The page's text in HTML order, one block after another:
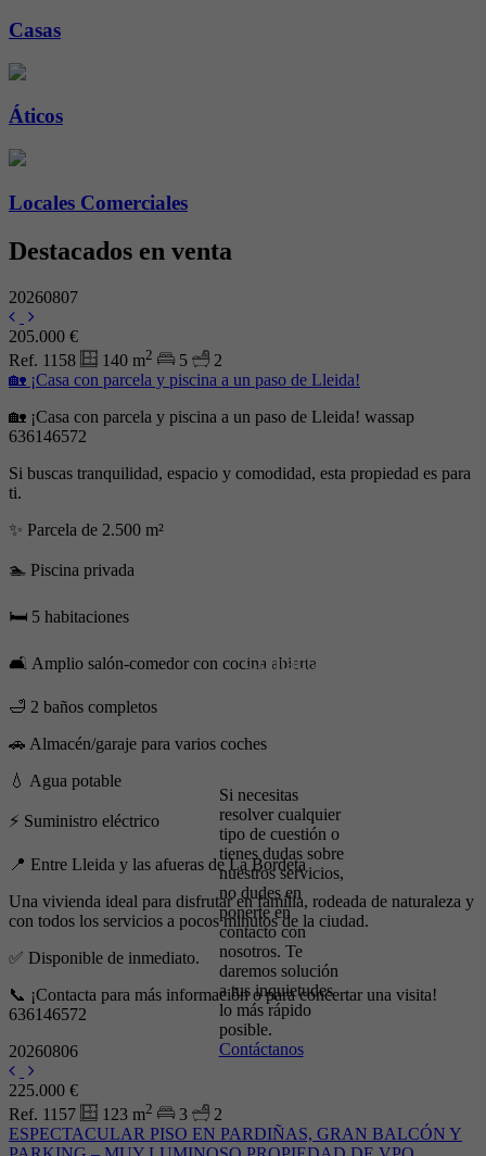
Casas
Áticos
Locales Comerciales
Destacados en venta
20260807
205.000 €
Ref. 1158
140 m2 5
2
🏡 ¡Casa con parcela y piscina a un paso de Lleida!
🏡 ¡Casa con parcela y piscina a un paso de Lleida! wassap
636146572
Si buscas tranquilidad, espacio y comodidad, esta propiedad es para
ti.
✨ Parcela de 2.500 m²
🏊 Piscina privada
🛏️ 5 habitaciones
🛋️ Amplio salón-comedor con cocina abierta
🛁 2 baños completos
🚗 Almacén/garaje para varios coches
💧 Agua potable
⚡ Suministro eléctrico
📍 Entre Lleida y las afueras de La Bordeta
Una vivienda ideal para disfrutar en familia, rodeada de naturaleza y
con todos los servicios a pocos minutos de la ciudad.
✅ Disponible de inmediato.
📞 ¡Contacta para más información o para concertar una visita!
636146572
20260806
225.000 €
Ref. 1157
123 m2 3
2
ESPECTACULAR PISO EN PARDIÑAS, GRAN BALCÓN Y
Contacta
Si necesitas
resolver cualquier
tipo de cuestión o
tienes dudas sobre
nuestros servicios,
no dudes en
ponerte en
contacto con
nosotros. Te
daremos solución
a tus inquietudes
lo más rápido
posible.
Contáctanos